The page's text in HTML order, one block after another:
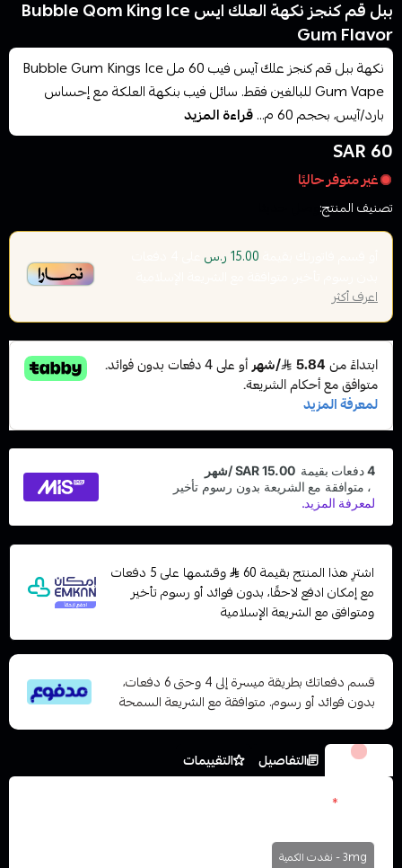
ببل قم كنجز نكهة العلك ايس Bubble Qom King Ice
Gum Flavor
نكهة ببل قم كنجز علك آيس فيب 60 مل Bubble Gum Kings Ice
Gum Vape للبالغين فقط. سائل فيب بنكهة العلكة مع إحساس
بارد/آيس، بحجم 60 م...
قراءة المزيد
60 SAR
غير متوفر حاليًا
تصنيف المنتج:
15.00 ر.س
اعرف أكثر
اشترِ هذا المنتج بقيمة 60
وقسّمها على 5 دفعات
مع إمكان ادفع لاحقًا، بدون فوائد أو رسوم تأخير
ومتوافق مع الشريعة الإسلامية
قسم دفعاتك بطريقة ميسرة إلى 4 وحتى 6 دفعات،
بدون فوائد أو رسوم. متوافقة مع الشريعة السمحة
الخيارات التفاصيل
التقييمات
*
3mg - نفدت الكمية